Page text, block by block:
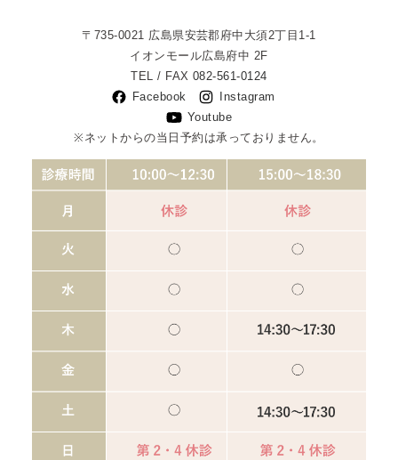
〒735-0021 広島県安芸郡府中大須2丁目1-1
イオンモール広島府中 2F
TEL / FAX082-561-0124
Facebook
Instagram
Youtube
※ネットからの当日予約は承っておりません。